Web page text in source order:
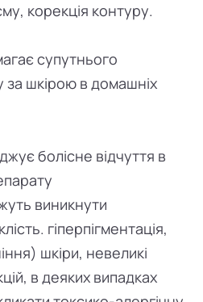
корекція контуру.
супутнього
шкірою в домашніх
болісне відчуття в
виникнути
гіперпігментація,
шкіри, невеликі
в деяких випадках